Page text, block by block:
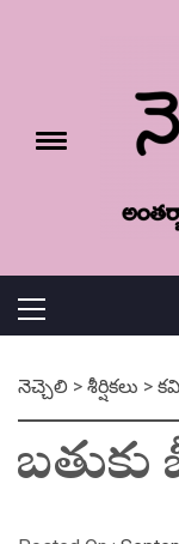
Toggle
Menu
నెచ్చెలి > శీర్షికలు >